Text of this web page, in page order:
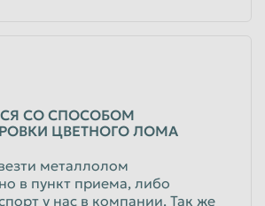
СО СПОСОБОМ
ЦВЕТНОГО ЛОМА
металлолом
в пункт приема, либо
у нас в компании. Так же